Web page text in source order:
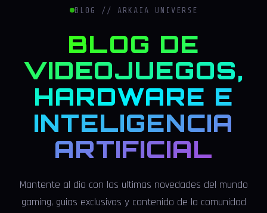
BLOG // ARKAIA UNIVERSE
BLOG DE
VIDEOJUEGOS,
HARDWARE E
INTELIGENCIA
ARTIFICIAL
Mantente al dia con las ultimas novedades del mundo
gaming, guias exclusivas y contenido de la comunidad